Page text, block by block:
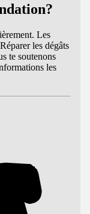
Les
les dégâts
te soutenons
les